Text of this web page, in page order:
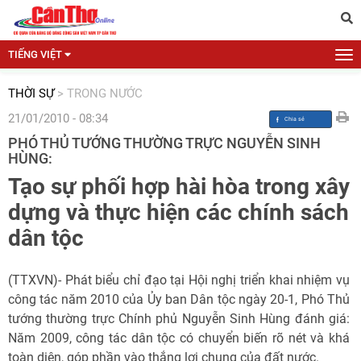
TIẾNG VIỆT
THỜI SỰ > TRONG NƯỚC
21/01/2010 - 08:34
PHÓ THỦ TƯỚNG THƯỜNG TRỰC NGUYỄN SINH
HÙNG:
Tạo sự phối hợp hài hòa trong xây
dựng và thực hiện các chính sách
dân tộc
(TTXVN)- Phát biểu chỉ đạo tại Hội nghị triển khai nhiệm vụ
công tác năm 2010 của Ủy ban Dân tộc ngày 20-1, Phó Thủ
tướng thường trực Chính phủ Nguyễn Sinh Hùng đánh giá:
Năm 2009, công tác dân tộc có chuyển biến rõ nét và khá
toàn diện, góp phần vào thắng lợi chung của đất nước.